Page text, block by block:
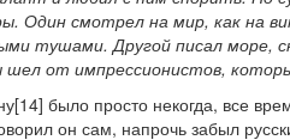
Один смотрел на мир, как на
тушами. Другой писал море,
от импрессионистов,
было просто некогда, все
он сам, напрочь забыл